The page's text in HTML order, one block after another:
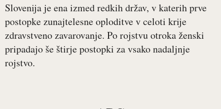
Slovenija je ena izmed redkih držav, v katerih prve
postopke zunajtelesne oploditve v celoti krije
zdravstveno zavarovanje. Po rojstvu otroka ženski
pripadajo še štirje postopki za vsako nadaljnje
rojstvo.